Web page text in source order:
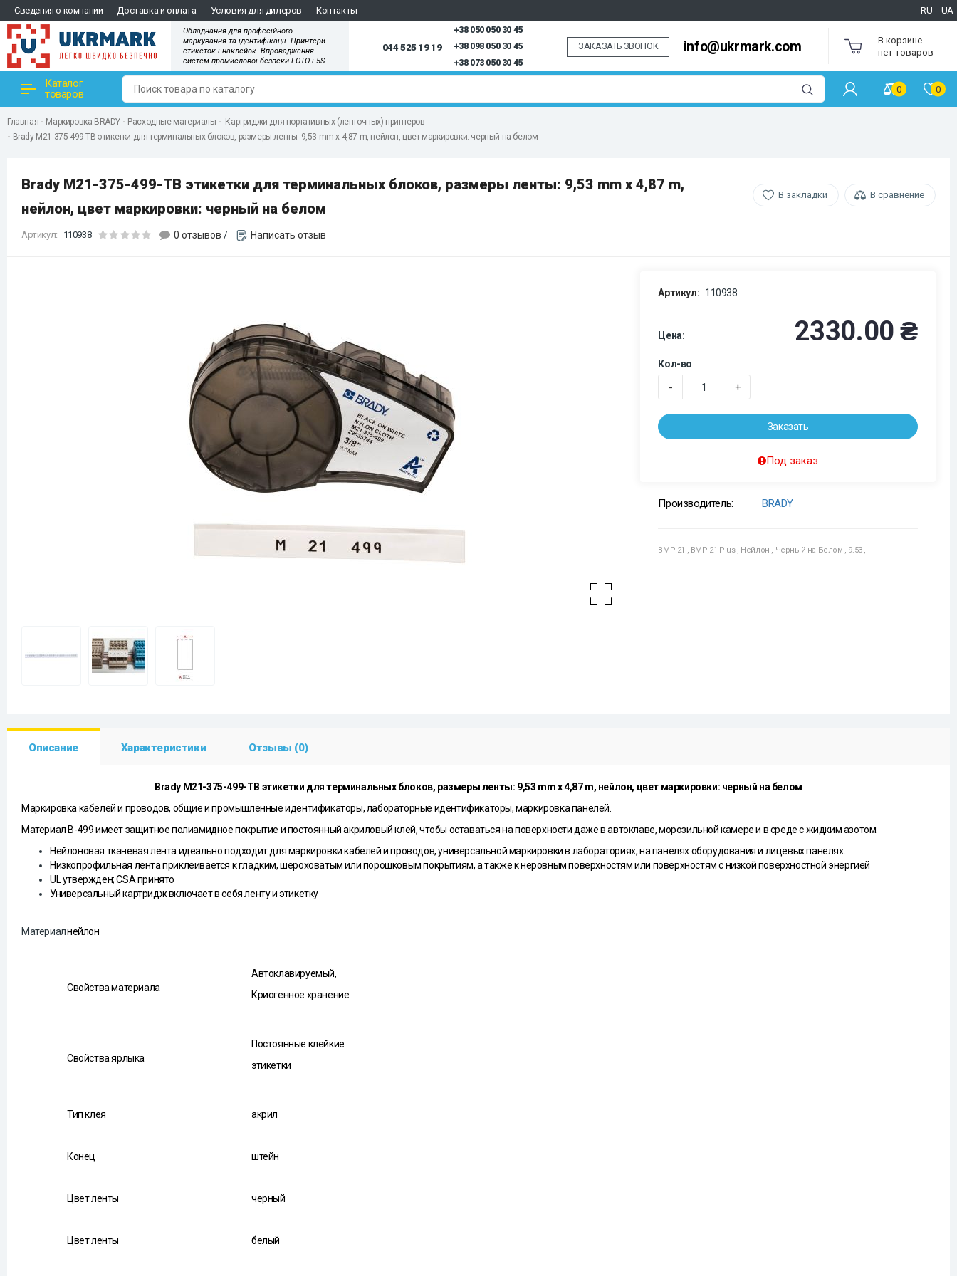
Сведения о компании Доставка и оплата Условия для дилеров Контакты RU UA
Обладнання для професійного
маркування та ідентифікації. Принтери
етикеток і наклейок. Впровадження
систем промислової безпеки LOTO і 5S.
044 525 19 19
+38 050 050 30 45
+38 098 050 30 45
+38 073 050 30 45
ЗАКАЗАТЬ ЗВОНОК info@ukrmark.com
В корзине
нет товаров
Каталог
товаров
0 0
Главная Маркировка BRADY Расходные материалы
Картриджи для портативных (ленточных) принтеров
Brady M21-375-499-TB этикетки для терминальных блоков, размеры ленты: 9,53 mm х 4,87 m, нейлон, цвет маркировки: черный на белом
Brady M21-375-499-TB этикетки для терминальных блоков, размеры ленты: 9,53 mm х 4,87 m,
нейлон, цвет маркировки: черный на белом
Артикул: 110938 0 отзывов / Написать отзыв
В закладки В сравнение
Артикул: 110938
Цена: 2330.00 ₴
Кол-во
- +
Заказать
Под заказ
Производитель: BRADY
BMP 21 , BMP 21-Plus , Нейлон , Черный на Белом , 9.53 ,
Описание Характеристики Отзывы (0)
Brady M21-375-499-TB этикетки для терминальных блоков, размеры ленты: 9,53 mm х 4,87 m, нейлон, цвет маркировки: черный на белом
Маркировка кабелей и проводов, общие и промышленные идентификаторы, лабораторные идентификаторы, маркировка панелей.
Материал B-499 имеет защитное полиамидное покрытие и постоянный акриловый клей, чтобы оставаться на поверхности даже в автоклаве, морозильной камере и в среде с жидким азотом.
Нейлоновая тканевая лента идеально подходит для маркировки кабелей и проводов, универсальной маркировки в лабораториях, на панелях оборудования и лицевых панелях.
Низкопрофильная лента приклеивается к гладким, шероховатым или порошковым покрытиям, а также к неровным поверхностям или поверхностям с низкой поверхностной энергией
UL утвержден; CSA принято
Универсальный картридж включает в себя ленту и этикетку
Материалнейлон
Свойства материала
Автоклавируемый,
Криогенное хранение
Свойства ярлыка
Постоянные клейкие
этикетки
Тип клея акрил
Конец штейн
Цвет ленты черный
Цвет ленты белый